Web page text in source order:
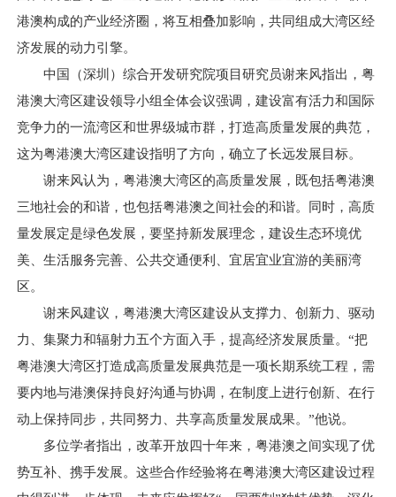
港澳构成的产业经济圈，将互相叠加影响，共同组成大湾区经
济发展的动力引擎。
中国（深圳）综合开发研究院项目研究员谢来风指出，粤
港澳大湾区建设领导小组全体会议强调，建设富有活力和国际
竞争力的一流湾区和世界级城市群，打造高质量发展的典范，
这为粤港澳大湾区建设指明了方向，确立了长远发展目标。
谢来风认为，粤港澳大湾区的高质量发展，既包括粤港澳
三地社会的和谐，也包括粤港澳之间社会的和谐。同时，高质
量发展定是绿色发展，要坚持新发展理念，建设生态环境优
美、生活服务完善、公共交通便利、宜居宜业宜游的美丽湾
区。
谢来风建议，粤港澳大湾区建设从支撑力、创新力、驱动
力、集聚力和辐射力五个方面入手，提高经济发展质量。“把
粤港澳大湾区打造成高质量发展典范是一项长期系统工程，需
要内地与港澳保持良好沟通与协调，在制度上进行创新、在行
动上保持同步，共同努力、共享高质量发展成果。”他说。
多位学者指出，改革开放四十年来，粤港澳之间实现了优
势互补、携手发展。这些合作经验将在粤港澳大湾区建设过程